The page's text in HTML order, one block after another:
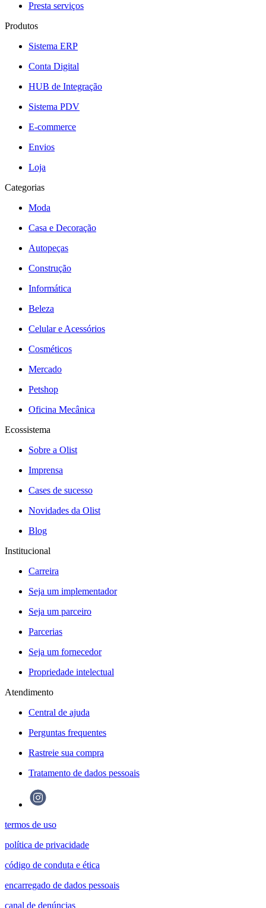
Presta serviços
Produtos
Sistema ERP
Conta Digital
HUB de Integração
Sistema PDV
E-commerce
Envios
Loja
Categorias
Moda
Casa e Decoração
Autopeças
Construção
Informática
Beleza
Celular e Acessórios
Cosméticos
Mercado
Petshop
Oficina Mecânica
Ecossistema
Sobre a Olist
Imprensa
Cases de sucesso
Novidades da Olist
Blog
Institucional
Carreira
Seja um implementador
Seja um parceiro
Parcerias
Seja um fornecedor
Propriedade intelectual
Atendimento
Central de ajuda
Perguntas frequentes
Rastreie sua compra
Tratamento de dados pessoais
termos de uso
política de privacidade
código de conduta e ética
encarregado de dados pessoais
canal de denúncias